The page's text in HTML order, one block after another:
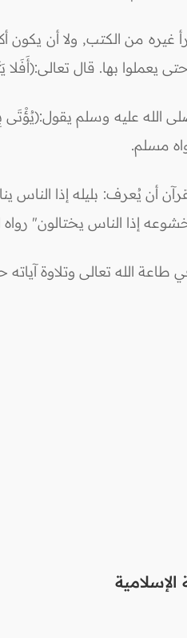
غيره من الكتب, ولا أن يكون
يعملوا بها. قال
عليه وسلم يقول:(يُؤْتَى
مسلم.
أن يُعرف: بليله إذا الناس
إذا الناس يختالون"
الله تعالى وتلاوة آياته